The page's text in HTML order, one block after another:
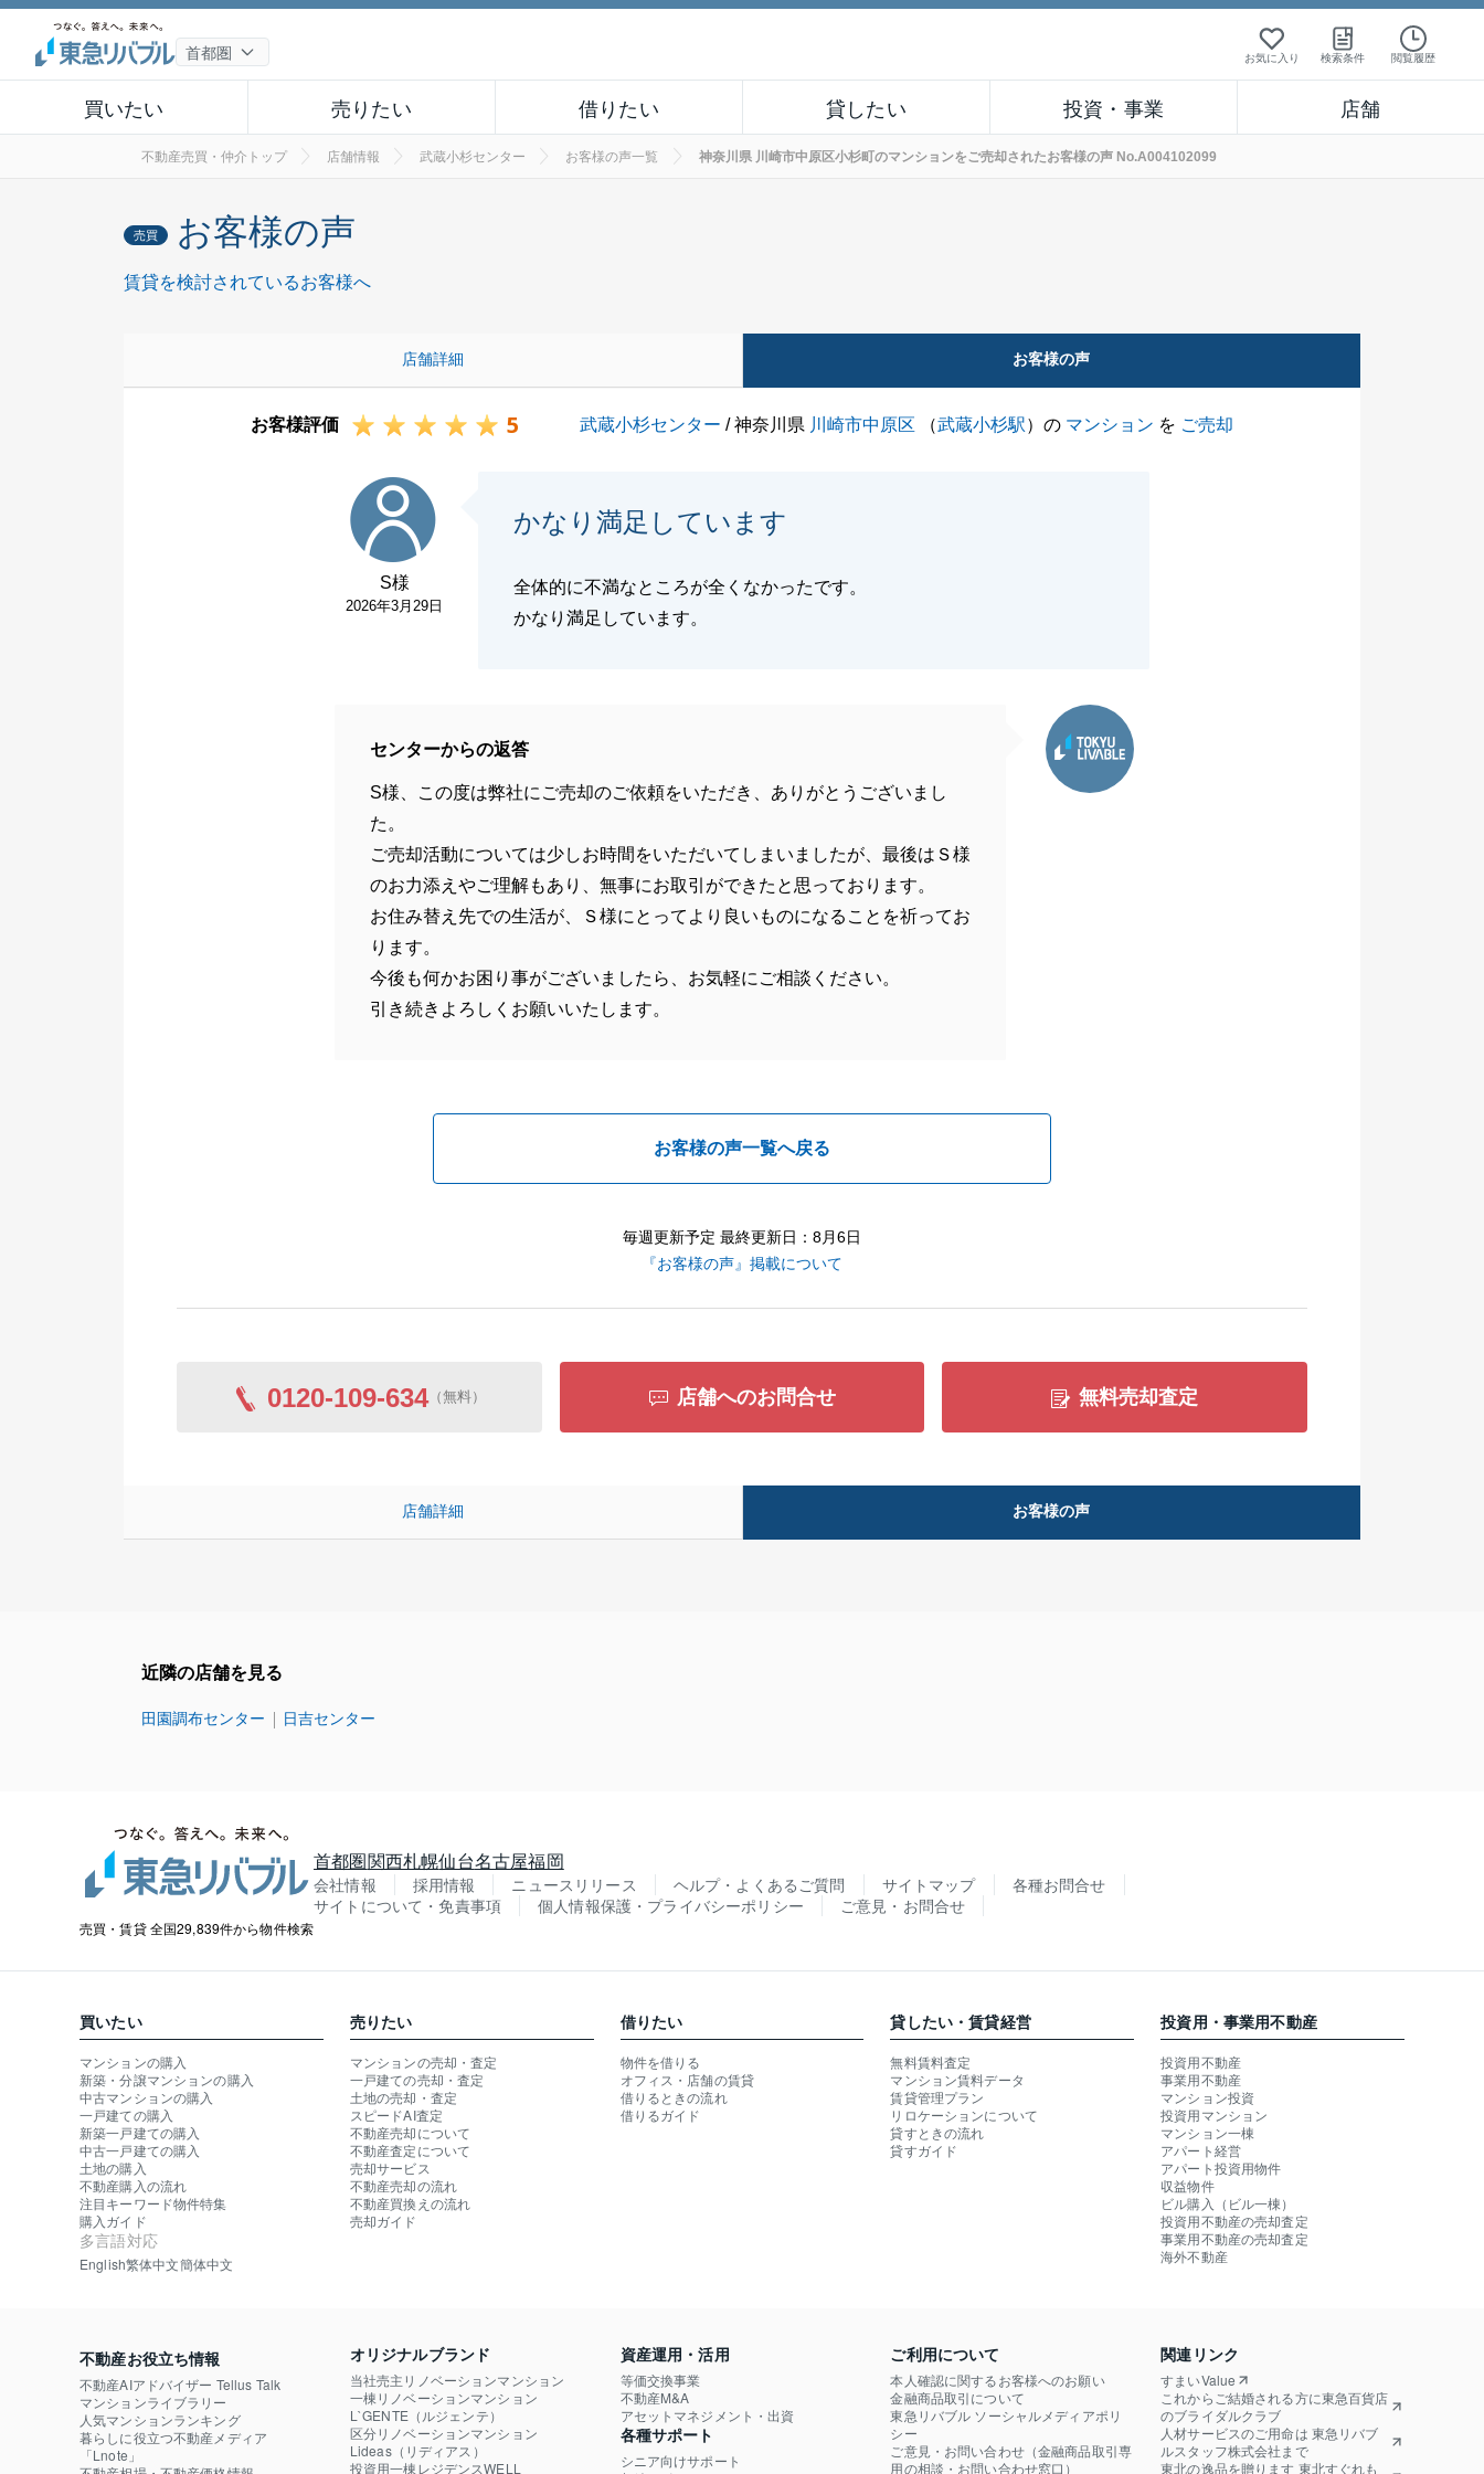
お気に入り 検索条件 閲覧履歴
買いたい 売りたい 借りたい 貸したい 投資・事業 店舗
不動産売買・仲介トップ 店舗情報 武蔵小杉センター お客様の声一覧 神奈川県 川崎市中原区小杉町のマンションをご売却されたお客様の声 No.A004102099
売買 お客様の声
賃貸を検討されているお客様へ
店舗詳細 お客様の声
お客様評価 5 武蔵小杉センター / 神奈川県 川崎市中原区 （武蔵小杉駅）の マンション を ご売却
S様
2026年3月29日
かなり満足しています
全体的に不満なところが全くなかったです。
かなり満足しています。
センターからの返答
S様、この度は弊社にご売却のご依頼をいただき、ありがとうございまし
た。
ご売却活動については少しお時間をいただいてしまいましたが、最後はＳ様
のお力添えやご理解もあり、無事にお取引ができたと思っております。
お住み替え先での生活が、Ｓ様にとってより良いものになることを祈ってお
ります。
今後も何かお困り事がございましたら、お気軽にご相談ください。
引き続きよろしくお願いいたします。
お客様の声一覧へ戻る
毎週更新予定 最終更新日：8月6日
『お客様の声』掲載について
0120-109-634（無料） 店舗へのお問合せ 無料売却査定
店舗詳細 お客様の声
近隣の店舗を見る
田園調布センター 日吉センター
売買・賃貸 全国29,839件から物件検索
首都圏関西札幌仙台名古屋福岡
会社情報 採用情報 ニュースリリース ヘルプ・よくあるご質問 サイトマップ
各種お問合せ
サイトについて・免責事項
個人情報保護・プライバシーポリシー ご意見・お問合せ
買いたい
マンションの購入
新築・分譲マンションの購入
中古マンションの購入
一戸建ての購入
新築一戸建ての購入
中古一戸建ての購入
土地の購入
不動産購入の流れ
注目キーワード物件特集
購入ガイド
多言語対応
English繁体中文簡体中文
売りたい
マンションの売却・査定
一戸建ての売却・査定
土地の売却・査定
スピードAI査定
不動産売却について
不動産査定について
売却サービス
不動産売却の流れ
不動産買換えの流れ
売却ガイド
借りたい
物件を借りる
オフィス・店舗の賃貸
借りるときの流れ
借りるガイド
貸したい・賃貸経営
無料賃料査定
マンション賃料データ
賃貸管理プラン
リロケーションについて
貸すときの流れ
貸すガイド
投資用・事業用不動産
投資用不動産
事業用不動産
マンション投資
投資用マンション
マンション一棟
アパート経営
アパート投資用物件
収益物件
ビル購入（ビル一棟）
投資用不動産の売却査定
事業用不動産の売却査定
海外不動産
不動産お役立ち情報
不動産AIアドバイザー Tellus Talk
マンションライブラリー
人気マンションランキング
暮らしに役立つ不動産メディア
「Lnote」
オリジナルブランド
当社売主リノベーションマンション
一棟リノベーションマンション
L`GENTE（ルジェンテ）
区分リノベーションマンション
Lideas（リディアス）
投資用一棟レジデンスWELL
資産運用・活用
等価交換事業
不動産M&A
アセットマネジメント・出資
各種サポート
シニア向けサポート
ご利用について
本人確認に関するお客様へのお願い
金融商品取引について
東急リバブル ソーシャルメディアポリ
シー
ご意見・お問い合わせ（金融商品取引専
用の相談・お問い合わせ窓口）
関連リンク
すまいValue
これからご結婚される方に東急百貨店
のブライダルクラブ
人材サービスのご用命は 東急リバブ
ルスタッフ株式会社まで
東北の逸品を贈ります 東北すぐれも